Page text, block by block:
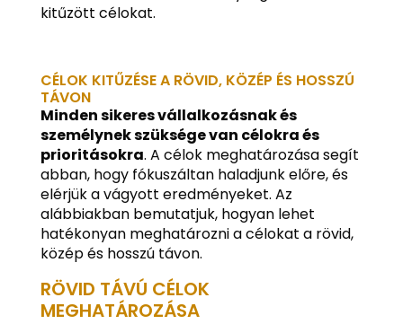
kitűzött célokat.
CÉLOK KITŰZÉSE A RÖVID, KÖZÉP ÉS HOSSZÚ
TÁVON
Minden sikeres vállalkozásnak és
személynek szüksége van célokra és
prioritásokra. A célok meghatározása segít
abban, hogy fókuszáltan haladjunk előre, és
elérjük a vágyott eredményeket. Az
alábbiakban bemutatjuk, hogyan lehet
hatékonyan meghatározni a célokat a rövid,
közép és hosszú távon.
RÖVID TÁVÚ CÉLOK
MEGHATÁROZÁSA